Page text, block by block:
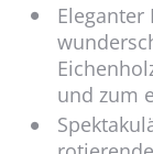
Eleganter
und zum